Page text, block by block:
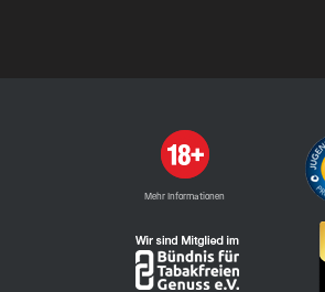
Mehr Informationen